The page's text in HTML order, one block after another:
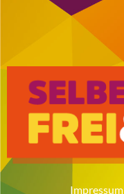
Impressum